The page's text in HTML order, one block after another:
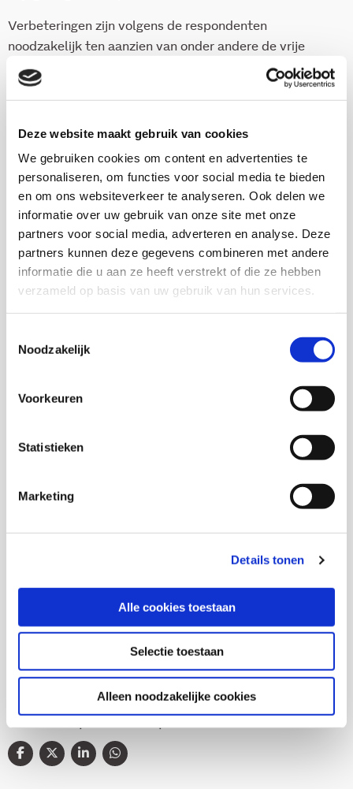
Deze website maakt gebruik van cookies
We gebruiken cookies om content en advertenties te
personaliseren, om functies voor social media te bieden
en om ons websiteverkeer te analyseren. Ook delen we
informatie over uw gebruik van onze site met onze
partners voor social media, adverteren en analyse. Deze
partners kunnen deze gegevens combineren met andere
informatie die u aan ze heeft verstrekt of die ze hebben
verzameld op basis van uw gebruik van hun services.
Noodzakelijk
Voorkeuren
Statistieken
Marketing
Details tonen
Alle cookies toestaan
Selectie toestaan
Alleen noodzakelijke cookies
Verbeteringen zijn volgens de respondenten
noodzakelijk ten aanzien van onder andere de vrije
keuze van de huisarts, de informatieoverdracht van de
medische gegevens bij waarneming, de
rolstoelgebruikers, het comfort van de wachtruimte,
afspraak, informatie over wat te doen bij klachten over
de huisarts en het overleg tussen de huisarts en de
specialist.
die voor het P/CP Zeeland aanleiding zijn om in
van de huisartsenzorg in de regio.
Onderzoekers
Dick Oudenampsen
A. Bijl
Thema's
Gezondheid en zorg